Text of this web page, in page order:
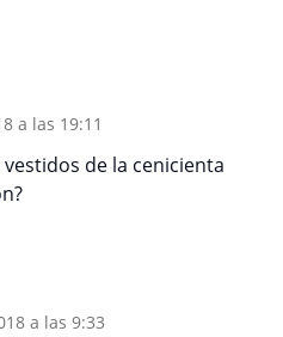
a las 19:11
de la cenicienta
a las 9:33